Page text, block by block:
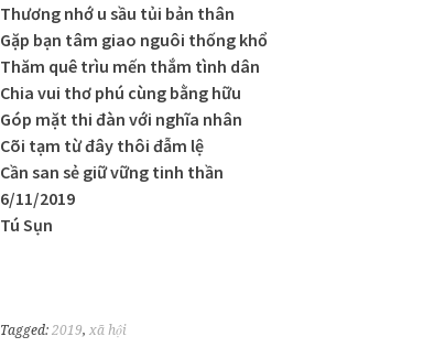
Thương nhớ u sầu tủi bản thân
Gặp bạn tâm giao nguôi thống khổ
Thăm quê trìu mến thắm tình dân
Chia vui thơ phú cùng bằng hữu
Góp mặt thi đàn với nghĩa nhân
Cõi tạm từ đây thôi đẫm lệ
Cần san sẻ giữ vững tinh thần
6/11/2019
Tú Sụn
Tagged: 2019, xã hội